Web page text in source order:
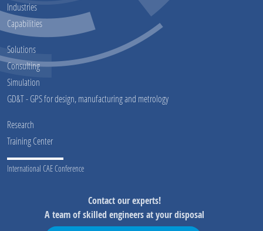
Industries
Capabilities
Solutions
Consulting
Simulation
GD&T - GPS for design, manufacturing and metrology
Research
Training Center
International CAE Conference
Contact our experts!
A team of skilled engineers at your disposal